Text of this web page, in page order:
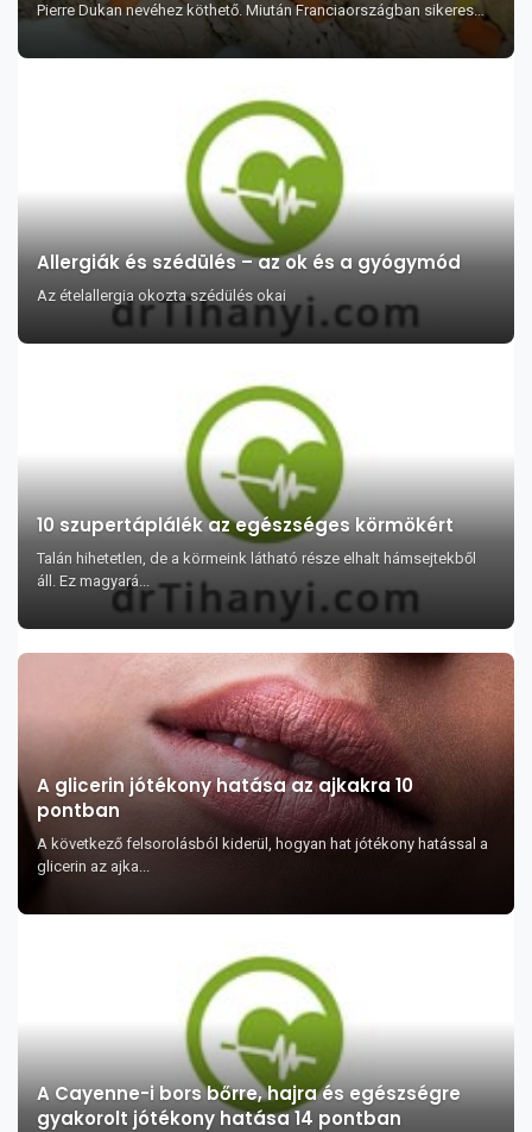
Pierre Dukan nevéhez köthető. Miután Franciaországban sikeres
lett, Pierre Dukan úgy gondolt...
Allergiák és szédülés – az ok és a gyógymód
Az ételallergia okozta szédülés okai
10 szupertáplálék az egészséges körmökért
Talán hihetetlen, de a körmeink látható része elhalt hámsejtekből
áll. Ez magyará...
A glicerin jótékony hatása az ajkakra 10
pontban
A következő felsorolásból kiderül, hogyan hat jótékony hatással a
glicerin az ajka...
A Cayenne-i bors bőrre, hajra és egészségre
gyakorolt jótékony hatása 14 pontban